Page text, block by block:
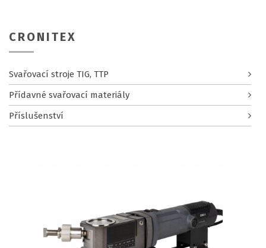
CRONITEX
Svařovací stroje TIG, TTP
Přídavné svařovací materiály
Příslušenství